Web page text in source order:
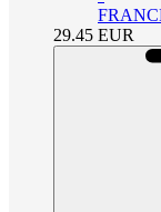
29.45 EUR